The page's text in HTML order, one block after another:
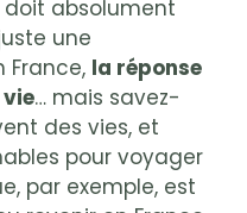
absolument
une
France, la réponse
… mais savez-
des vies, et
pour voyager
par exemple, est